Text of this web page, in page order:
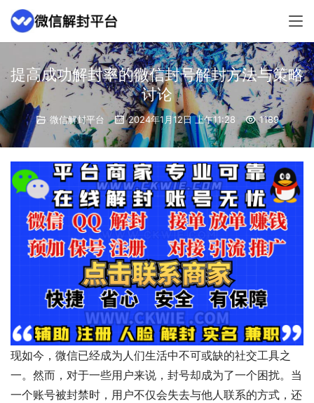
提高成功解封率的微信封号解封方法与策略
讨论
微信解封平台 2024年1月12日 上午11:28 1189
现如今，微信已经成为人们生活中不可或缺的社交工具之
一。然而，对于一些用户来说，封号却成为了一个困扰。当
一个账号被封禁时，用户不仅会失去与他人联系的方式，还